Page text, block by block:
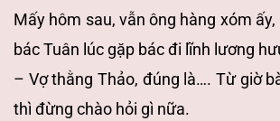
Mấy hôm sau, vẫn ông hàng xóm
bác Tuân lúc gặp bác đi lĩnh lương
– Vợ thằng Thảo, đúng là…. Từ giờ
thì đừng chào hỏi gì nữa.